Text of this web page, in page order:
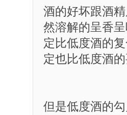
酒的好坏跟酒
然溶解的呈香
定比低度酒的
定也比低度酒
但是低度酒的